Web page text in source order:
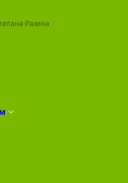
Разина